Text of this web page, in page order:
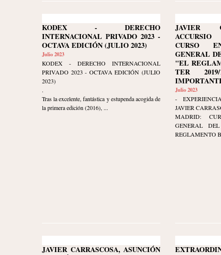
KODEX - DERECHO
INTERNACIONAL PRIVADO 2023 -
OCTAVA EDICIÓN (JULIO 2023)
Julio 2023
KODEX - DERECHO INTERNACIONAL
PRIVADO 2023 - OCTAVA EDICIÓN (JULIO
2023)
.
Tras la excelente, fantástica y estupenda acogida de
la primera edición (2016), ...
JAVIER
CURSO
GENERAL
"EL
TER 2019/
Julio 2023
-
JAVIER
MADRID:
GENERAL
REGLAMENTO
JAVIER CARRASCOSA, ASUNCIÓN